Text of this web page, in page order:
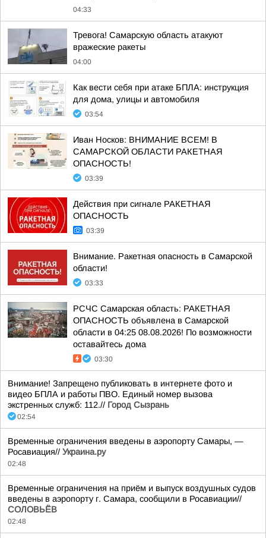
04:33
Тревога! Самарскую область атакуют
вражеские ракеты
04:00
Как вести себя при атаке БПЛА: инструкция
для дома, улицы и автомобиля
03:54
Иван Носков: ВНИМАНИЕ ВСЕМ! В
САМАРСКОЙ ОБЛАСТИ РАКЕТНАЯ
ОПАСНОСТЬ!
03:39
Действия при сигнале РАКЕТНАЯ
ОПАСНОСТЬ
03:39
Внимание. Ракетная опасность в Самарской
области!
03:33
РСЧС Самарская область: РАКЕТНАЯ
ОПАСНОСТЬ объявлена в Самарской
области в 04:25 08.08.2026! По возможности
оставайтесь дома
03:30
Внимание! Запрещено публиковать в интернете фото и
видео БПЛА и работы ПВО. Единый номер вызова
экстренных служб: 112.// Город Сызрань
02:54
Временные ограничения введены в аэропорту Самары, —
Росавиация// Украина.ру
02:48
Временные ограничения на приём и выпуск воздушных судов
введены в аэропорту г. Самара, сообщили в Росавиации//
СОЛОВЬЁВ
02:48